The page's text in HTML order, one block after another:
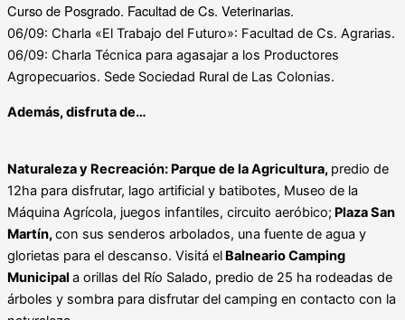
Curso de Posgrado. Facultad de Cs. Veterinarias.
06/09: Charla «El Trabajo del Futuro»: Facultad de Cs. Agrarias.
06/09: Charla Técnica para agasajar a los Productores
Agropecuarios. Sede Sociedad Rural de Las Colonias.
Además, disfruta de…
Naturaleza y Recreación: Parque de la Agricultura, predio de
12ha para disfrutar, lago artificial y batibotes, Museo de la
Máquina Agrícola, juegos infantiles, circuito aeróbico; Plaza San
Martín,con sus senderos arbolados, una fuente de agua y
glorietas para el descanso. Visitá el Balneario Camping
Municipal a orillas del Río Salado, predio de 25 ha rodeadas de
árboles y sombra para disfrutar del camping en contacto con la